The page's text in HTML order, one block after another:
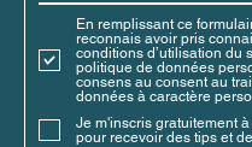
En remplissant ce
reconnais avoir pris
conditions d’utilisation du
politique de données
consens au consent au
données à caractère
Je m'inscris gratuitement
pour recevoir des tips et